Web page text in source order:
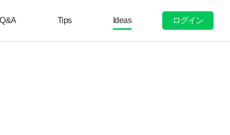
Q&A Tips Ideas ログイン